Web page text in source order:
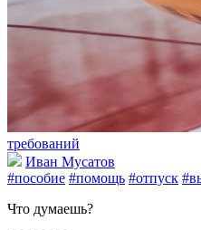
требований
Иван Мусатов
#пособие #помощь #отпуск
Что думаешь?